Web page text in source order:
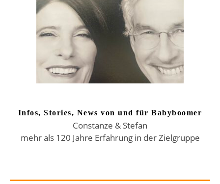
Infos, Stories, News von und für Babyboomer
Constanze & Stefan
mehr als 120 Jahre Erfahrung in der Zielgruppe